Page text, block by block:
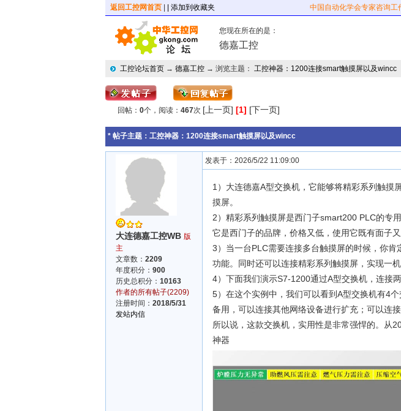
返回工控网首页 | 添加到收藏夹 中国自动化学会专家咨询工
您现在所在的是：
德嘉工控
工控论坛首页 → 德嘉工控 → 浏览主题： 工控神器：1200连接smart触摸屏以及wincc
回帖： 0个，阅读： 467次 [上一页] [1] [下一页]
* 帖子主题： 工控神器：1200连接smart触摸屏以及wincc
大连德嘉工控WB 版
主
文章数： 2209
年度积分： 900
历史总积分： 10163
作者的所有帖子(2209)
注册时间： 2018/5/31
发站内信
发表于：2026/5/22 11:09:00
1）大连德嘉A型交换机，它能够将精彩系列触摸
摸屏。
2）精彩系列触摸屏是西门子smart200 PLC的专
它是西门子的品牌，价格又低，使用它既有面子又
3）当一台PLC需要连接多台触摸屏的时候，你
功能。同时还可以连接精彩系列触摸屏，实现一
4）下面我们演示S7-1200通过A型交换机，连接
5）在这个实例中，我们可以看到A型交换机有4
备用，可以连接其他网络设备进行扩充；可以连
所以说，这款交换机，实用性是非常强悍的。从
神器